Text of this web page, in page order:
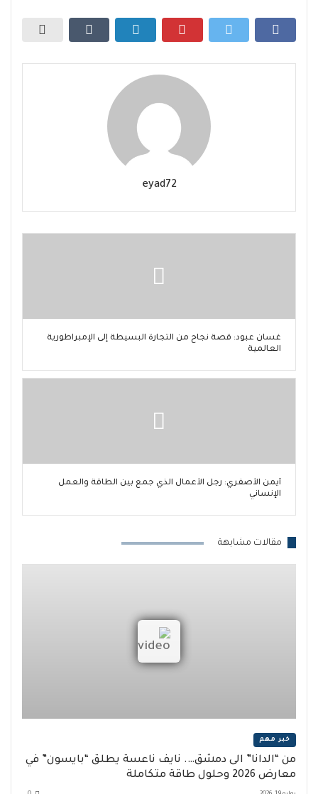
eyad72
غسان عبود: قصة نجاح من التجارة البسيطة إلى الإمبراطورية
العالمية
أيمن الأصفري: رجل الأعمال الذي جمع بين الطاقة والعمل
الإنساني
مقالات مشابهة
خبر مهم
من “الدانا” الى دمشق…. نايف ناعسة يطلق “بايسون” في
معارض 2026 وحلول طاقة متكاملة